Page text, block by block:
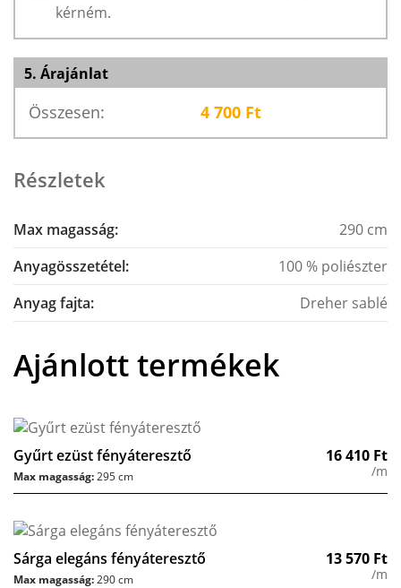
kérném.
5. Árajánlat
Összesen: 4 700 Ft
Részletek
Max magasság:
290 cm
Anyagösszetétel:
100 % poliészter
Anyag fajta:
Dreher sablé
Ajánlott termékek
Gyűrt ezüst fényáteresztő 16 410 Ft
/m
Max magasság:295 cm
Sárga elegáns fényáteresztő 13 570 Ft
/m
Max magasság:290 cm